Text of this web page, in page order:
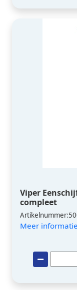
Viper
compleet
Meer informatie